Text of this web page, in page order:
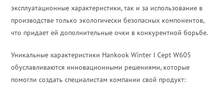
эксплуатационные характеристики, так и за использование в
производстве только экологически безопасных компонентов,
что придает ей дополнительные очки в конкурентной борьбе.
Уникальные характеристики Hankook Winter I Cept W605
обуславливаются инновационными решениями, которые
помогли создать специалистам компании свой продукт: